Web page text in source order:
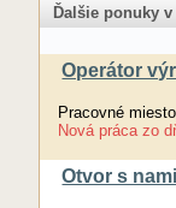
Ďalšie ponuky
Operátor
Pracovné
Nová práca zo
Otvor s